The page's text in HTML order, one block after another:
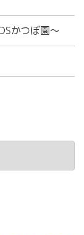
かつぼ園～